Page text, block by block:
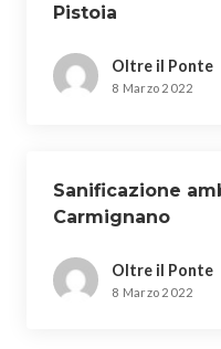
Pistoia
Oltre il Ponte
8 Marzo 2022
Sanificazione
Carmignano
Oltre il Ponte
8 Marzo 2022